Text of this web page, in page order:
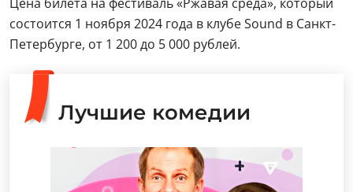
состоится 1 ноября 2024 года в клубе Sound в Санкт-
Петербурге, от 1 200 до 5 000 рублей.
Лучшие комедии